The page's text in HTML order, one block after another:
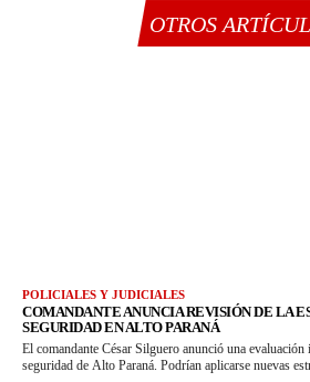
OTROS
POLICIALES Y JUDICIALES
COMANDANTE ANUNCIA REVISIÓN DE LA
SEGURIDAD EN ALTO PARANÁ
El comandante César Silguero anunció una evaluación
seguridad de Alto Paraná. Podrían aplicarse nuevas